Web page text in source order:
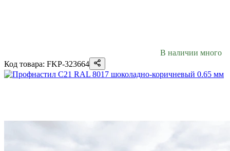
В наличии много
Код товара: FKP-323664